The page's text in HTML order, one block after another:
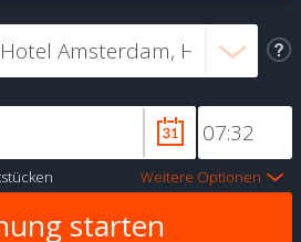
Weitere Optionen